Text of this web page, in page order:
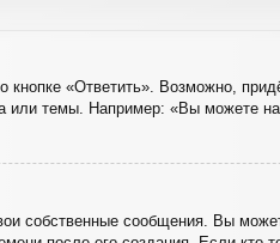
«Ответить». Возможно,
или темы. Например: «Вы можете
собственные сообщения. Вы